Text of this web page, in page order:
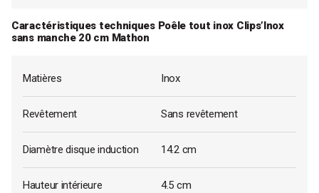
Caractéristiques techniques Poêle tout inox Clips’Inox
sans manche 20 cm Mathon
Matières Inox
Revêtement Sans revêtement
Diamètre disque induction 14.2 cm
Hauteur intérieure 4.5 cm